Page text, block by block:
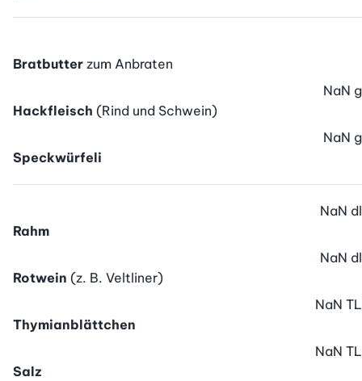
Bratbutter zum Anbraten
Hackfleisch (Rind und Schwein)
NaN g
Speckwürfeli
NaN g
Rahm
NaN dl
Rotwein (z. B. Veltliner)
NaN dl
Thymianblättchen
NaN TL
Salz
NaN TL